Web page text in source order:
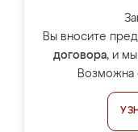
Вы вносите
договора, и мы
Возможна